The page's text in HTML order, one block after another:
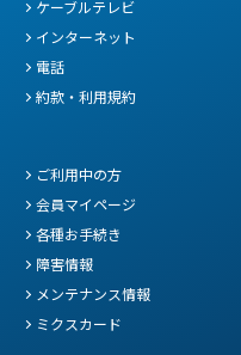
ケーブルテレビ
インターネット
電話
約款・利用規約
ご利用中の方
会員マイページ
各種お手続き
障害情報
メンテナンス情報
ミクスカード